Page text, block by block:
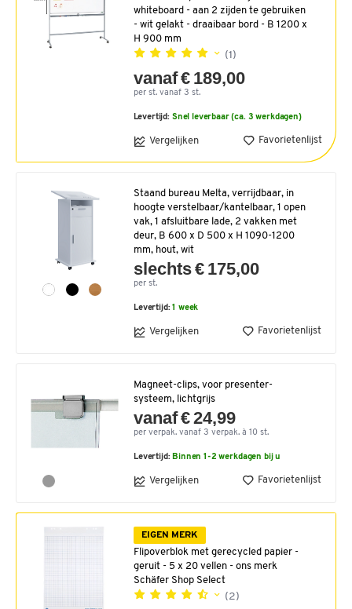
whiteboard - aan 2 zijden te gebruiken
- wit gelakt - draaibaar bord - B 1200 x
H 900 mm
(1)
vanaf € 189,00
per st. vanaf 3 st.
Levertijd: Snel leverbaar (ca. 3 werkdagen)
Vergelijken Favorietenlijst
Staand bureau Melta, verrijdbaar, in
hoogte verstelbaar/kantelbaar, 1 open
vak, 1 afsluitbare lade, 2 vakken met
deur, B 600 x D 500 x H 1090-1200
mm, hout, wit
slechts € 175,00
per st.
Levertijd:1 week
Vergelijken Favorietenlijst
Magneet-clips, voor presenter-
systeem, lichtgrijs
vanaf € 24,99
per verpak. vanaf 3 verpak. à 10 st.
Levertijd: Binnen 1-2 werkdagen bij u
Vergelijken Favorietenlijst
EIGEN MERK
Flipoverblok met gerecycled papier -
geruit - 5 x 20 vellen - ons merk
Schäfer Shop Select
(2)